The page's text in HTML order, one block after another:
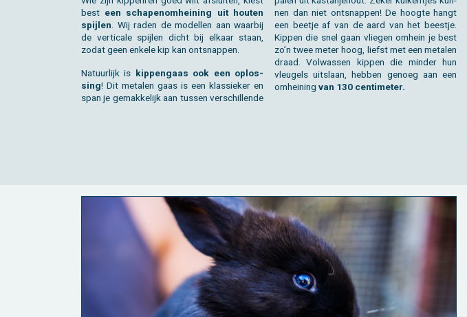
best een scha­pe­nom­hei­ning uit hou­ten
spij­len. Wij raden de mo­del­len aan waar­bij
de ver­ti­ca­le spij­len dicht bij el­kaar staan,
zodat geen en­ke­le kip kan ont­snap­pen.
Na­tuur­lijk is kip­pen­gaas ook een op­los­
sing! Dit me­ta­len gaas is een klas­sie­ker en
span je ge­mak­ke­lijk aan tus­sen ver­schil­len­de
nen dan niet ont­snap­pen! De hoog­te hangt
een beet­je af van de aard van het beest­je.
Kip­pen die snel gaan vlie­gen om­hein je best
zo’n twee meter hoog, liefst met een me­ta­len
draad. Vol­was­sen kip­pen die min­der hun
vleu­gels uit­slaan, heb­ben ge­noeg aan een
om­hei­ning van 130 cen­ti­me­ter.